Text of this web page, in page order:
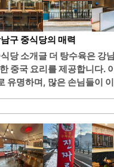
간도 마련되어 있어 편리
을 수 있으나, 그만큼 많은
다.2인 이상 주문 시 간짜장
프 포장이 가능합니다. 최근
서 식사를 즐길 수 있으며,
기를 느낄 수 있습니다...
구 중식당의 매력
당 소개글 더 탕수육은 강
중국 요리를 제공합니다.
유명하며, 많은 손님들이
.또한, 잡채밥과 짬뽕도 인
게 들어가 있어 만족스러운
인테리어가 세련되고 분
기기에 적합한 장소입니다